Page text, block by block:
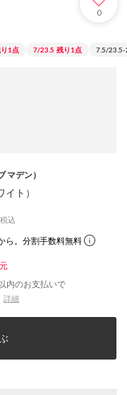
0
1点 7/23.5 残り1点 7.5/23.5-
マデン）
ト）
税込
ら。分割手数料無料
内のお支払いで
詳細